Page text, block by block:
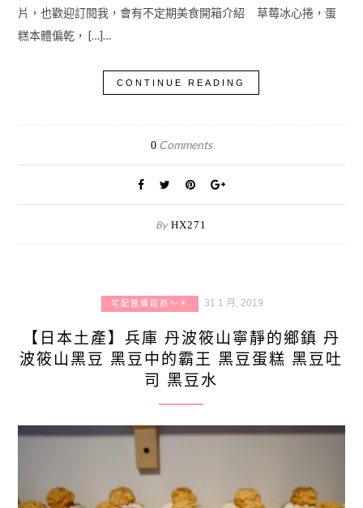
片，也歡迎訂閱我，會有不定期美食開箱介紹 草莓冰心捲，蛋
糕本體偏乾， […]…
CONTINUE READING
0Comments
By HX271
宅配團購超商～＊ 31 1 月, 2019
【日本土產】兵庫 丹波筱山寧靜的鄉鎮 丹
波筱山黑豆 黑豆中的霸王 黑豆蛋糕 黑豆吐
司 黑豆水